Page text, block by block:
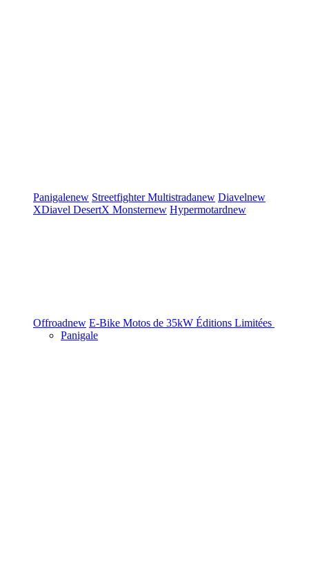
Panigalenew StreetfighterMultistradanew Diavelnew
XDiavel DesertX Monsternew Hypermotardnew
Offroadnew E-Bike Motos de 35kW Éditions Limitées
Panigale